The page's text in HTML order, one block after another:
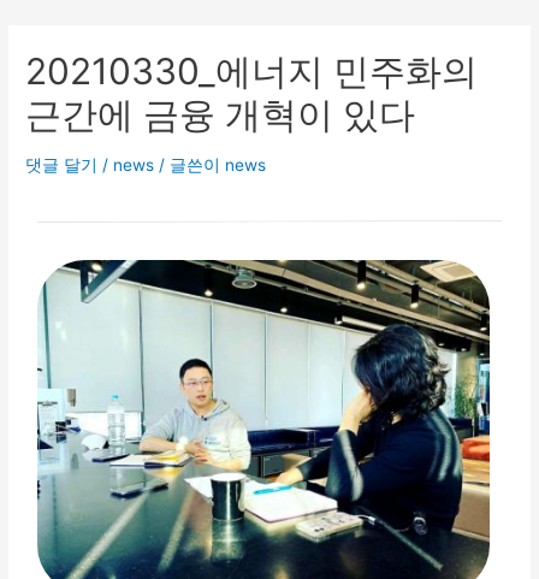
20210330_에너지 민주화의
근간에 금융 개혁이 있다
댓글 달기 / news / 글쓴이 news